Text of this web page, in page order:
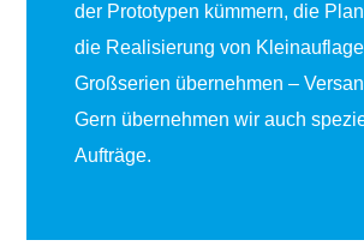
der Prototypen kümmern, die
die Realisierung von
Großserien übernehmen –
Gern übernehmen wir auch
Aufträge.